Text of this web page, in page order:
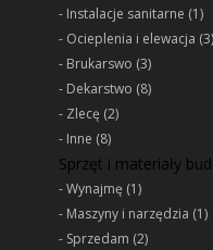
Instalacje sanitarne (1)
Ocieplenia i elewacja (3)
Brukarswo (3)
Dekarstwo (8)
Zlecę (2)
Inne (8)
Sprzęt i materiały
Wynajmę (1)
Maszyny i narzędzia (1)
Sprzedam (2)